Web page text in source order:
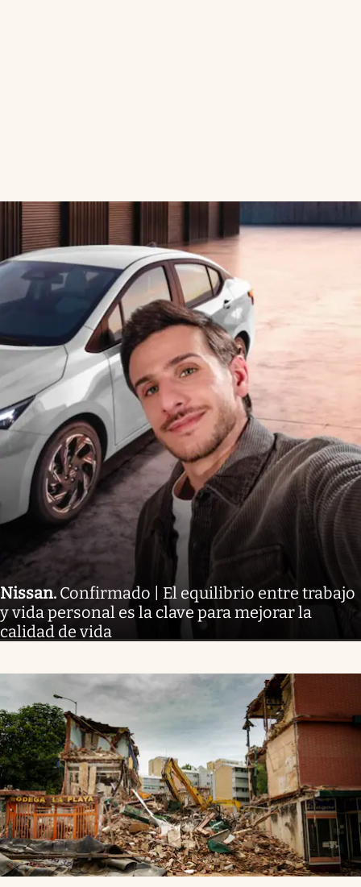
Nissan. Confirmado | El equilibrio entre trabajo
y vida personal es la clave para mejorar la
calidad de vida